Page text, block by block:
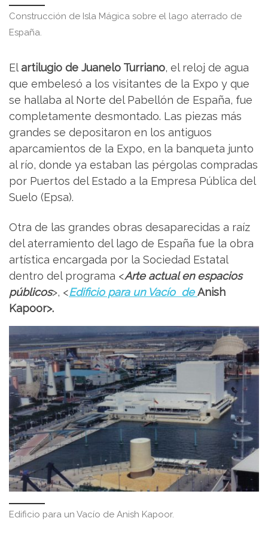
Construcción de Isla Mágica sobre el lago aterrado de
España.
Elartilugio de Juanelo Turriano, el reloj de agua
que embelesó a los visitantes de la Expo y que
se hallaba al Norte del Pabellón de España, fue
completamente desmontado. Las piezas más
grandes se depositaron en los antiguos
aparcamientos de la Expo, en la banqueta junto
al río, donde ya estaban las pérgolas compradas
por Puertos del Estado a la Empresa Pública del
Suelo (Epsa).
Otra de las grandes obras desaparecidas a raíz
del aterramiento del lago de España fue la obra
artística encargada por la Sociedad Estatal
dentro del programa <Arte actual en espacios
públicos>, <Edificio para un Vacío deAnish
Kapoor>.
Edificio para un Vacío de Anish Kapoor.